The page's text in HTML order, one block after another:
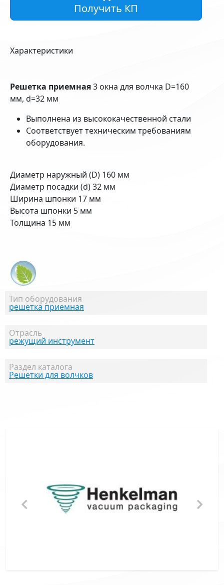
Тип оборудования
решетка приемная
Отрасль
режущий инструмент
Раздел каталога
Решетки для волчков
Получить КП
Характеристики
Решетка приемная3 окна для волчка D=160
мм, d=32 мм
Выполнена из высококачественной стали
Соответствует техническим требованиям
оборудования.
Диаметр наружный (D) 160 мм
Диаметр посадки (d) 32 мм
Ширина шпонки 17 мм
Высота шпонки 5 мм
Толщина 15 мм